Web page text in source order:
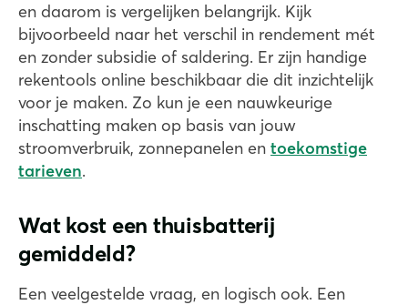
en daarom is vergelijken belangrijk. Kijk
bijvoorbeeld naar het verschil in rendement mét
en zonder subsidie of saldering. Er zijn handige
rekentools online beschikbaar die dit inzichtelijk
voor je maken. Zo kun je een nauwkeurige
inschatting maken op basis van jouw
stroomverbruik, zonnepanelen en toekomstige
tarieven.
Wat kost een thuisbatterij
gemiddeld?
Een veelgestelde vraag, en logisch ook. Een